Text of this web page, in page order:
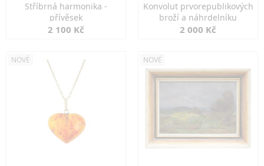
Stříbrná harmonika -
přívěsek
2 100 Kč
Konvolut prvorepublikových
broží a náhrdelníku
2 000 Kč
NOVÉ NOVÉ